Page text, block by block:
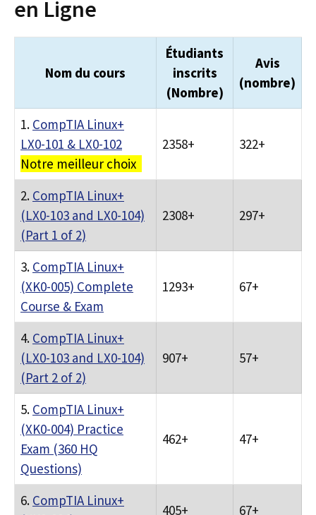
en Ligne
Nom du cours
Étudiants
inscrits
(Nombre)
Avis
(nombre)
1. CompTIA Linux+
LX0-101 & LX0-102
Notre meilleur choix
2358+ 322+
2. CompTIA Linux+
(LX0-103 and LX0-104)
(Part 1 of 2)
2308+ 297+
3. CompTIA Linux+
(XK0-005) Complete
Course & Exam
1293+ 67+
4. CompTIA Linux+
(LX0-103 and LX0-104)
(Part 2 of 2)
907+ 57+
5. CompTIA Linux+
(XK0-004) Practice
Exam (360 HQ
Questions)
462+ 47+
6. CompTIA Linux+
405+ 67+